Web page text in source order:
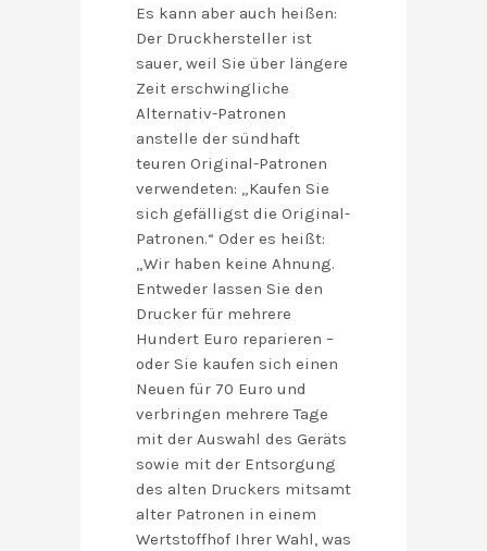
Es kann aber auch heißen:
Der Druckhersteller ist
sauer, weil Sie über längere
Zeit erschwingliche
Alternativ-Patronen
anstelle der sündhaft
teuren Original-Patronen
verwendeten: „Kaufen Sie
sich gefälligst die Original-
Patronen.“ Oder es heißt:
„Wir haben keine Ahnung.
Entweder lassen Sie den
Drucker für mehrere
Hundert Euro reparieren –
oder Sie kaufen sich einen
Neuen für 70 Euro und
verbringen mehrere Tage
mit der Auswahl des Geräts
sowie mit der Entsorgung
des alten Druckers mitsamt
alter Patronen in einem
Wertstoffhof Ihrer Wahl, was